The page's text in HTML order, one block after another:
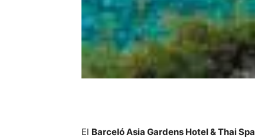
El Barceló Asia Gardens Hotel & Thai Spa